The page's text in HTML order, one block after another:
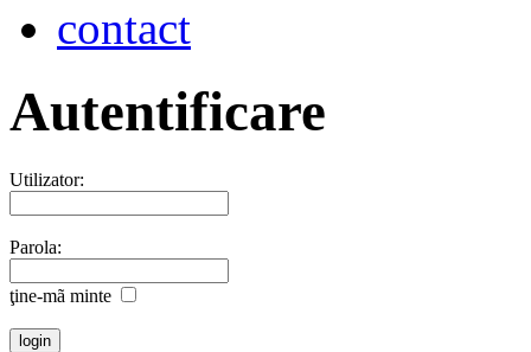
contact
Autentificare
Utilizator:
Parola:
ţine-mã minte